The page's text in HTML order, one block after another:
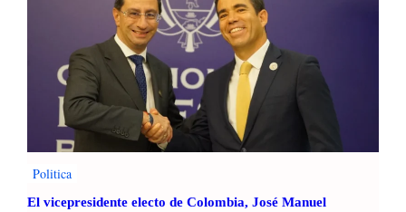
A
d
e
c
c
o
Politica
El vicepresidente electo de Colombia, José Manuel